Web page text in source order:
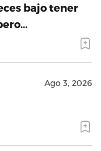
bajo tener
Ago 3, 2026